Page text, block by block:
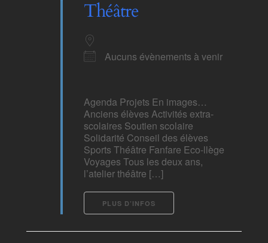
Théâtre
Aucuns évènements à venir
Agenda Projets En images…
Anciens élèves Activités extra-
scolaires Soutien scolaire
Solidarité Conseil des élèves
Sports Théâtre Fanfare Eco-llège
Voyages Tous les deux ans,
l’atelier théâtre […]
PLUS D’INFOS